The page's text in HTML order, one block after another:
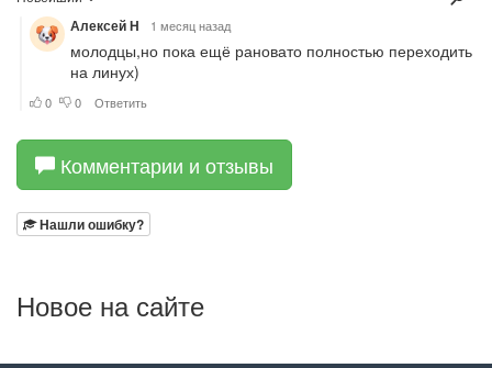
Комментарии и отзывы
Нашли ошибку?
Новое на сайте